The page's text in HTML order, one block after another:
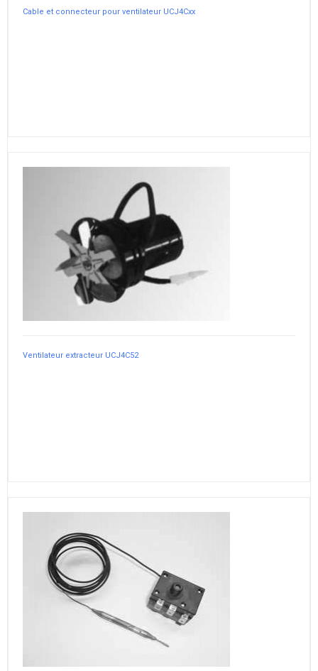
Cable et connecteur pour ventilateur UCJ4Cxx
Ventilateur extracteur UCJ4C52